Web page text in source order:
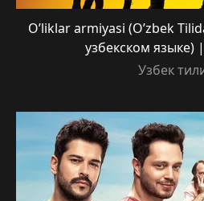
O’liklar armiyasi (O’zbek
узбекском языке)
Узбек